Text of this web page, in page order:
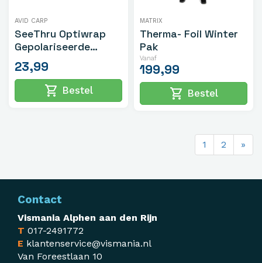
AVID CARP
SeeThru Optiwrap
Gepolariseerde
Zonnebril
23,99
shopping_cart Bestel
MATRIX
Therma- Foil Winter
Pak
Vanaf
199,99
shopping_cart Bestel
1 2 »
Contact
Vismania Alphen aan den Rijn
T 017-2491772
E klantenservice@vismania.nl
Van Foreestlaan 10